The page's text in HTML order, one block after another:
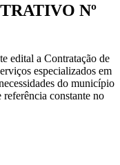
Nº
edital a Contratação de
especializados em
do município
constante no